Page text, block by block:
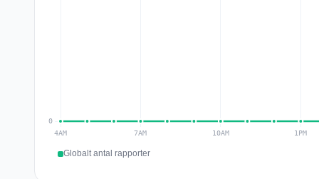
Globalt antal rapporter